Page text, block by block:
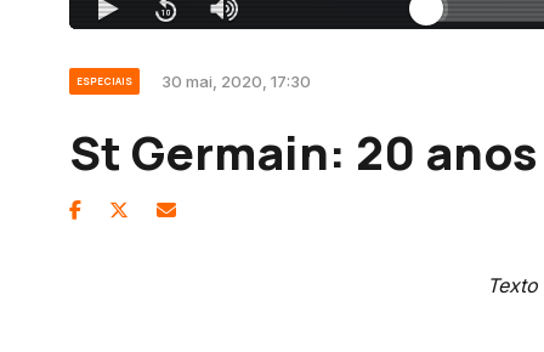
ESPECIAIS 30 mai, 2020, 17:30
St Germain: 20